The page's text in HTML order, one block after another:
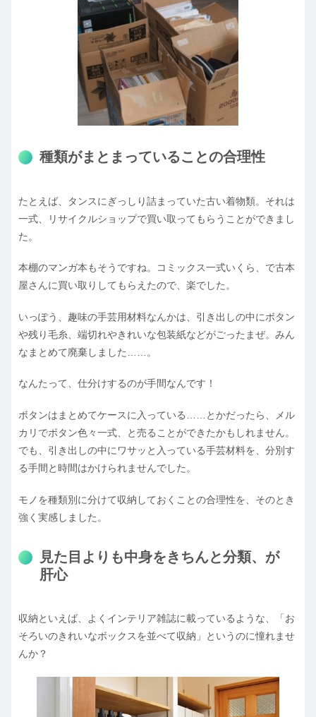
種類がまとまっていることの合理性
たとえば、タンスにぎっしり詰まっていた古い着物類。それは
一式、リサイクルショップで買い取ってもらうことができまし
た。
本棚のマンガ本もそうですね。コミックス一式いくら、で古本
屋さんに買い取りしてもらえたので、楽でした。
いっぽう、趣味の手芸用材料なんかは、引き出しの中にボタン
や残り毛糸、端切れやきれいな包装紙などがごったまぜ。みん
なまとめて廃棄しました……。
なんたって、仕分けするのが手間なんです！
ボタンはまとめてケースに入っている……とかだったら、メル
カリでボタン色々一式、と売ることができたかもしれません。
でも、引き出しの中にワサッと入っている手芸材料を、分別す
る手間と時間はかけられませんでした。
モノを種類別に分けて収納しておくことの合理性を、そのとき
強く実感しました。
見た目よりも中身をきちんと分類、が
肝心
収納といえば、よくインテリア雑誌に載っているような、「お
そろいのきれいなボックスを並べて収納」というのに憧れませ
んか？